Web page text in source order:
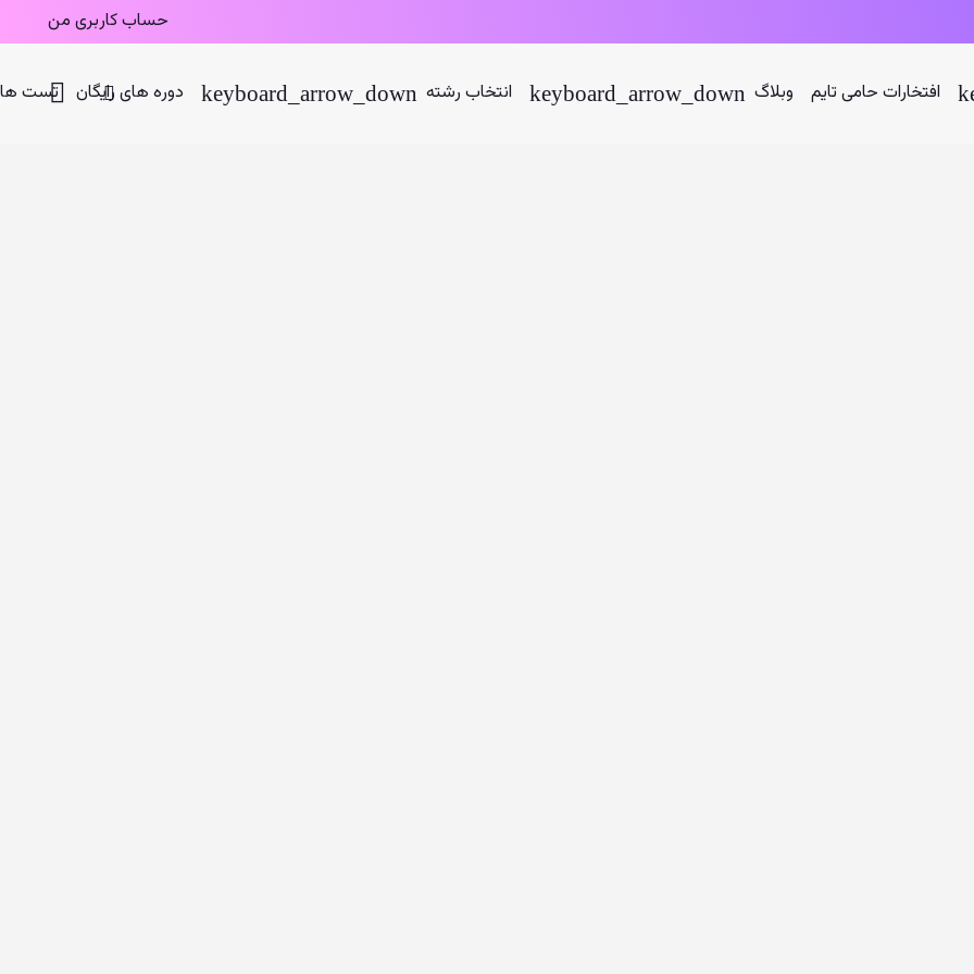
حساب کاربری من
افتخارات حامی تایم وبلاگ انتخاب رشته دوره های رایگان تست